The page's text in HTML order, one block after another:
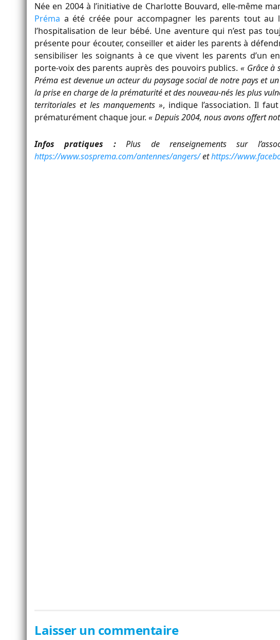
Née en 2004 à l’initiative de Charlotte Bouvard, elle-même
Préma a été créée pour accompagner les parents tout
l’hospitalisation de leur bébé. Une aventure qui n’est pas
présente pour écouter, conseiller et aider les parents à
sensibiliser les soignants à ce que vivent les parents d’un
porte-voix des parents auprès des pouvoirs publics. « Grâce à
Préma est devenue un acteur du paysage social de notre pays et
la prise en charge de la prématurité et des nouveau-nés les plus
territoriales et les manquements », indique l’association. Il
prématurément chaque jour. « Depuis 2004, nous avons offert
Infos pratiques :Plus de renseignements sur
https://www.sosprema.com/antennes/angers/ethttps://
Laisser un commentaire